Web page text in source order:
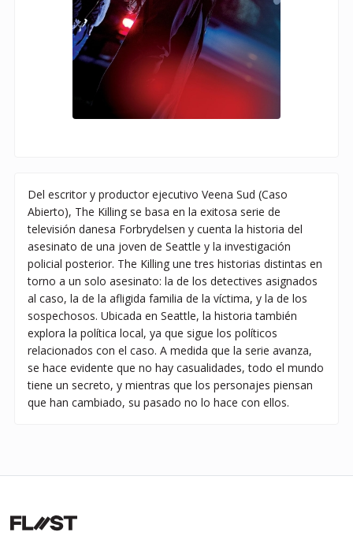
Del escritor y productor ejecutivo Veena Sud (Caso
Abierto), The Killing se basa en la exitosa serie de
televisión danesa Forbrydelsen y cuenta la historia del
asesinato de una joven de Seattle y la investigación
policial posterior. The Killing une tres historias distintas en
torno a un solo asesinato: la de los detectives asignados
al caso, la de la afligida familia de la víctima, y la de los
sospechosos. Ubicada en Seattle, la historia también
explora la política local, ya que sigue los políticos
relacionados con el caso. A medida que la serie avanza,
se hace evidente que no hay casualidades, todo el mundo
tiene un secreto, y mientras que los personajes piensan
que han cambiado, su pasado no lo hace con ellos.